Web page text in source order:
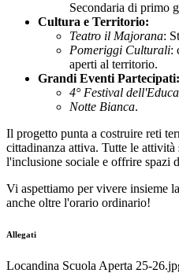
Secondaria di primo
Cultura e Territorio:
Teatro il Majorana:
Pomeriggi Culturali:
aperti al territorio.
Grandi Eventi Partecipati:
4° Festival
Notte Bianca.
Il progetto punta a costruire reti
cittadinanza attiva. Tutte le attività
l'inclusione sociale e offrire spazi
Vi aspettiamo per vivere insieme
anche oltre l'orario ordinario!
Allegati
Locandina Scuola Aperta 25-